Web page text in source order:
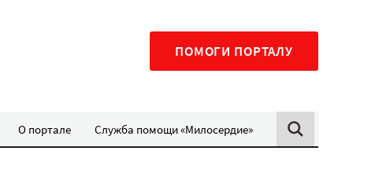
ПОМОГИ ПОРТАЛУ
О портале Служба помощи «Милосердие»